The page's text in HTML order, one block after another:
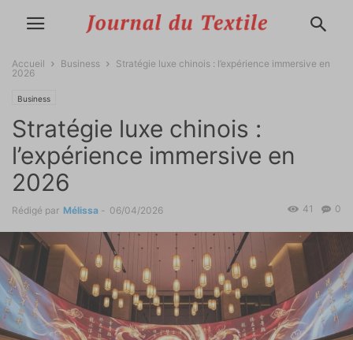
Accueil Business
Stratégie luxe chinois : l’expérience immersive en
2026
Business
Stratégie luxe chinois :
l’expérience immersive en
2026
Rédigé par Mélissa - 06/04/2026 0
41